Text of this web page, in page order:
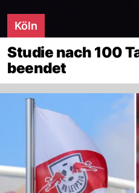
Köln
Studie nach 100
beendet